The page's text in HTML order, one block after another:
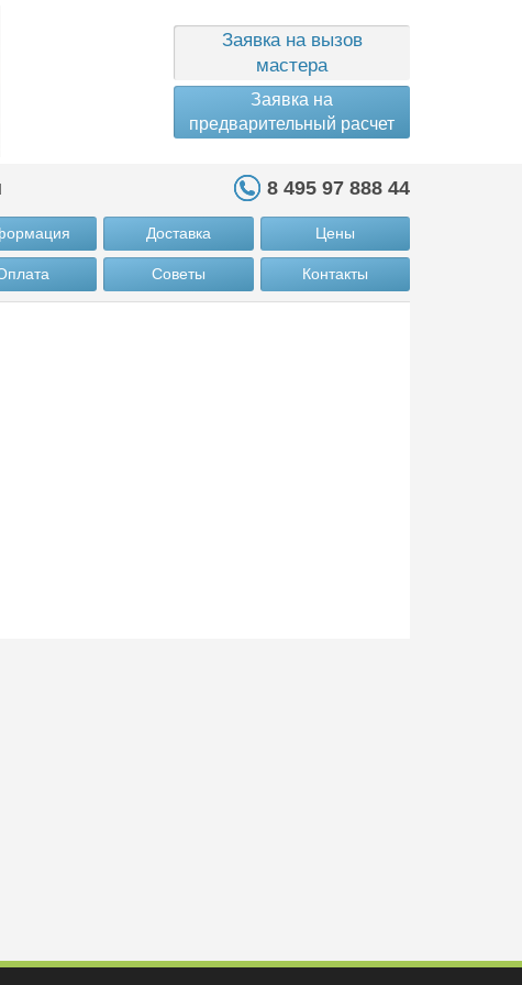
Заявка на вызов
мастера
Заявка на
предварительный расчет
8 495 97 888 44
Доставка Цены
Советы Контакты